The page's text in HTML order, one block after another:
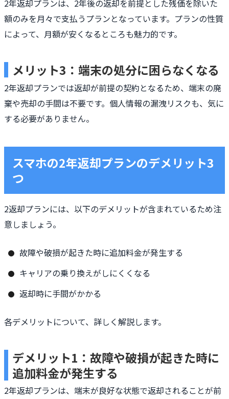
2年返却プランは、2年後の返却を前提とした残価を除いた
額のみを月々で支払うプランとなっています。プランの性質
によって、月額が安くなるところも魅力的です。
メリット3：端末の処分に困らなくなる
2年返却プランでは返却が前提の契約となるため、端末の廃
棄や売却の手間は不要です。個人情報の漏洩リスクも、気に
する必要がありません。
スマホの2年返却プランのデメリット3
つ
2返却プランには、以下のデメリットが含まれているため注
意しましょう。
故障や破損が起きた時に追加料金が発生する
キャリアの乗り換えがしにくくなる
返却時に手間がかかる
各デメリットについて、詳しく解説します。
デメリット1：故障や破損が起きた時に
追加料金が発生する
2年返却プランは、端末が良好な状態で返却されることが前